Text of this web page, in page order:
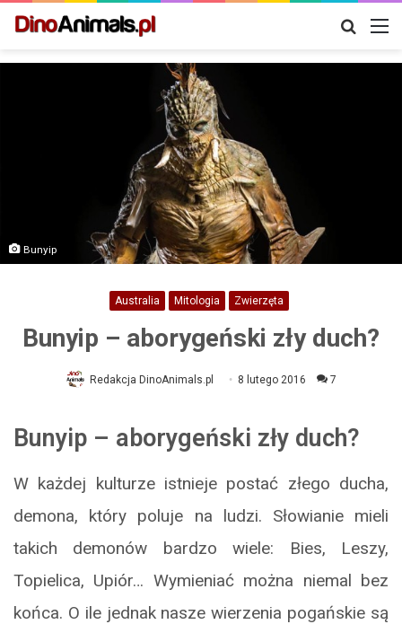
Szukaj
Bunyip
Australia Mitologia Zwierzęta
Bunyip – aborygeński zły duch?
Redakcja DinoAnimals.pl 8 lutego 2016 7
Bunyip – aborygeński zły duch?
W każdej kulturze istnieje postać złego ducha,
demona, który poluje na ludzi. Słowianie mieli
takich demonów bardzo wiele: Bies, Leszy,
Topielica, Upiór… Wymieniać można niemal bez
końca. O ile jednak nasze wierzenia pogańskie są